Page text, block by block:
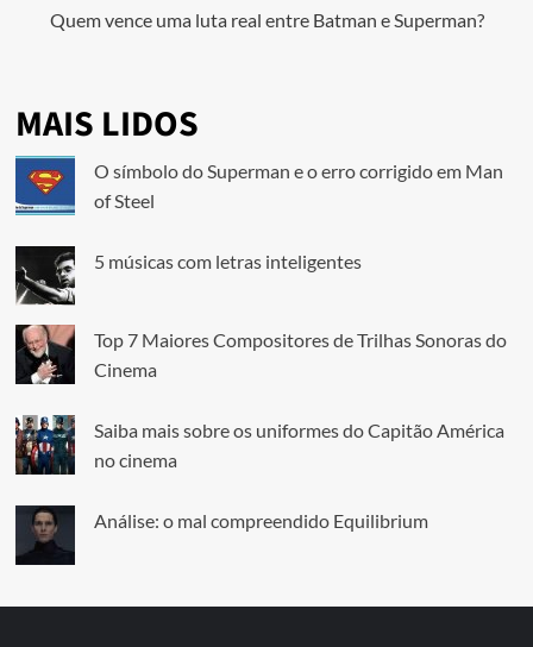
Quem vence uma luta real entre Batman e Superman?
MAIS LIDOS
O símbolo do Superman e o erro corrigido em Man
of Steel
5 músicas com letras inteligentes
Top 7 Maiores Compositores de Trilhas Sonoras do
Cinema
Saiba mais sobre os uniformes do Capitão América
no cinema
Análise: o mal compreendido Equilibrium